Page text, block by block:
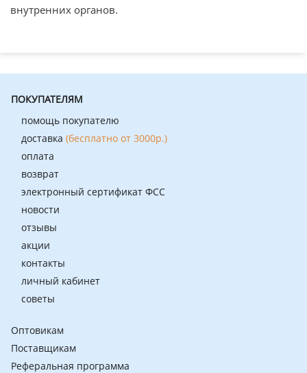
внутренних органов.
ПОКУПАТЕЛЯМ
помощь покупателю
доставка (бесплатно от 3000р.)
оплата
возврат
электронный сертификат ФСС
новости
отзывы
акции
контакты
личный кабинет
советы
Оптовикам
Поставщикам
Реферальная программа